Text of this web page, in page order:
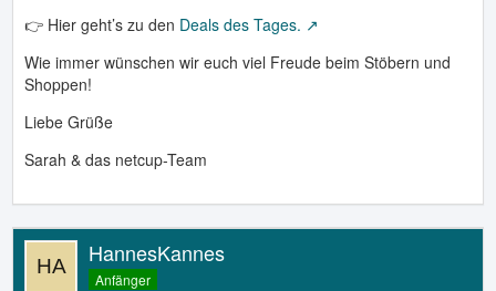
👉 Hier geht’s zu den Deals des Tages.
Wie immer wünschen wir euch viel Freude beim Stöbern und
Shoppen!
Liebe Grüße
Sarah & das netcup-Team
HannesKannes
Anfänger